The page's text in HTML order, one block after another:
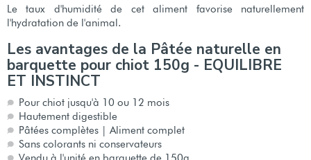
Le taux d'humidité de cet aliment favorise naturellement
l'hydratation de l'animal.
Les avantages de la Pâtée naturelle en
barquette pour chiot 150g - EQUILIBRE
ET INSTINCT
Pour chiot jusqu'à 10 ou 12 mois
Hautement digestible
Pâtées complètes | Aliment complet
Sans colorants ni conservateurs